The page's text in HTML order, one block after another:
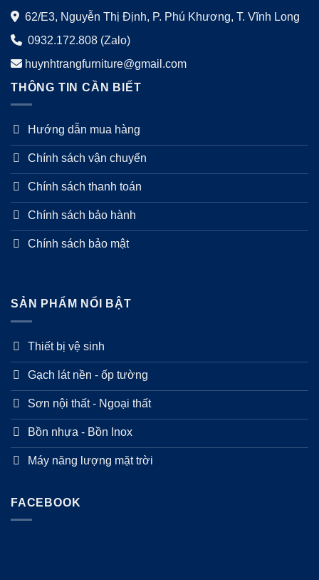
62/E3, Nguyễn Thị Định, P. Phú Khương, T. Vĩnh Long
0932.172.808 (Zalo)
huynhtrangfurniture@gmail.com
THÔNG TIN CẦN BIẾT
Hướng dẫn mua hàng
Chính sách vận chuyển
Chính sách thanh toán
Chính sách bảo hành
Chính sách bảo mật
SẢN PHẨM NỔI BẬT
Thiết bị vệ sinh
Gạch lát nền - ốp tường
Sơn nội thất - Ngoại thất
Bồn nhựa - Bồn Inox
Máy năng lượng mặt trời
FACEBOOK